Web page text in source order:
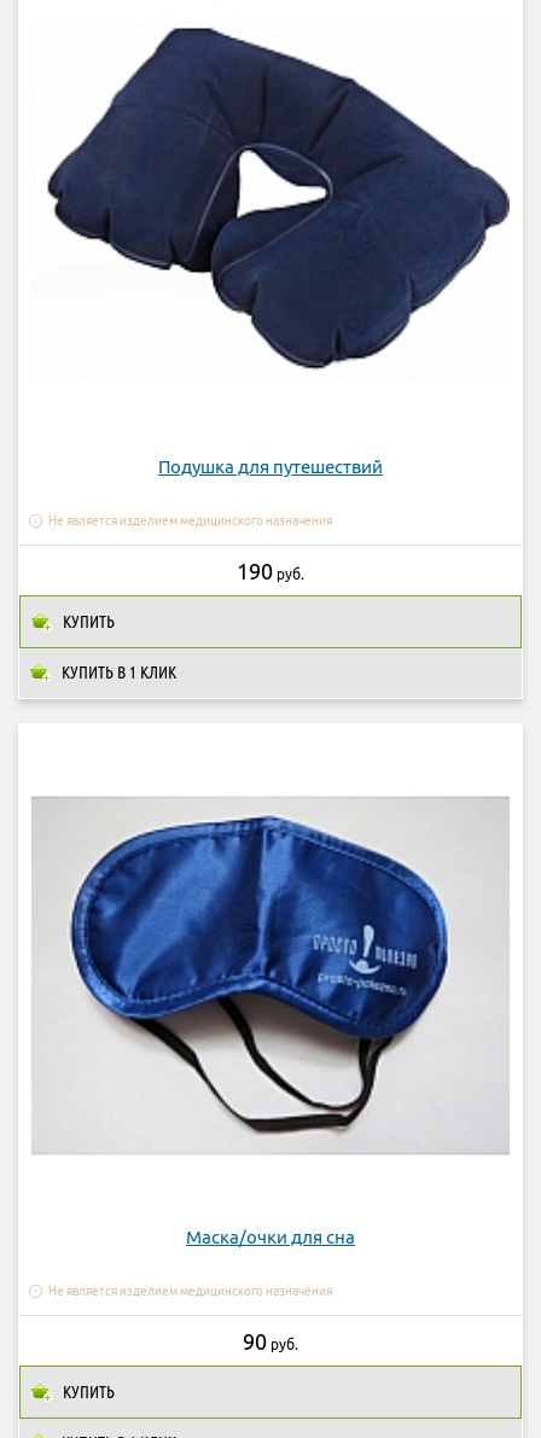
Подушка для путешествий
Не является изделием медицинского назначения
КУПИТЬ В 1 КЛИК
190 руб.
КУПИТЬ
Маска/очки для сна
Не является изделием медицинского назначения
90 руб.
КУПИТЬ